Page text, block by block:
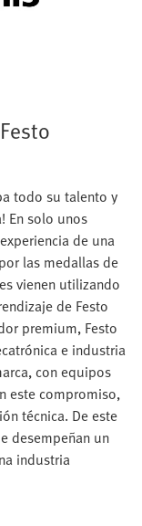
todo su talento y
En solo unos
de una
las medallas de
vienen utilizando
de Festo
premium, Festo
e industria
con equipos
este compromiso,
técnica. De este
desempeñan un
industria